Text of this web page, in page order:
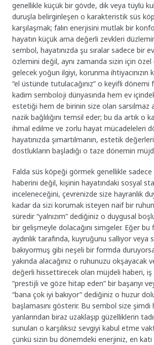
genellikle küçük bir gövde, dik veya tüylü
duruşla belirginleşen o karakteristik süs
karşılaşmak; falın enerjisini mutlak bir
hayatın küçük ama değerli zevkleri
sembol, hayatınızda şu sıralar sadece bir
özlemini değil, aynı zamanda sizin için
gelecek yoğun ilgiyi, korunma ihtiyacınızın
“el üstünde tutulacağınız” o keyifli dönemi
kadim semboloji dünyasında hem ev
estetiği hem de birinin size olan sarsılmaz
nazik bağlılığını temsil eder; bu da artık o
ihmal edilme ve zorlu hayat mücadeleleri
hayatınızda şımartılmanın, estetik
dostlukların başladığı o taze dönemin
Falda süs köpeği görmek genellikle sadece
haberini değil, kişinin hayatındaki sosyal
inceleneceğini, çevrenizde size hayranlık
kadar da sizi korumak isteyen naif bir ruhun
süredir “yalnızım” dediğiniz o duygusal
bir gelişmeyle dolacağını simgeler. Eğer bu
aydınlık tarafında, kuyruğunu sallıyor veya
bakıyormuş gibi neşeli bir formda
yakında alacağınız o ruhunuzu okşayacak
değerli hissettirecek olan müjdeli haberi, iş
“prestijli ve göze hitap eden” bir başarıyı
“bana çok iyi bakıyor” dediğiniz o huzur
başlamasını gösterir. Bu sembol size şimdi
yanlarından biraz uzaklaşıp güzelliklerin
sunulan o karşılıksız sevgiyi kabul etme
çünkü sizin bu dönemdeki enerjiniz, en